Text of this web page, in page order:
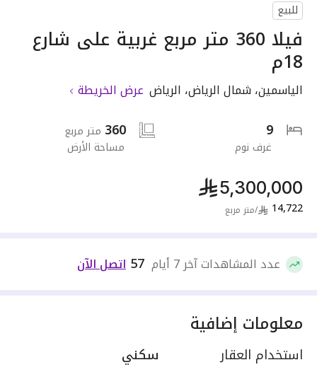
للبيع
فيلا 360 متر مربع غربية على شارع
18م
الياسمين، شمال الرياض، الرياض عرض الخريطة
9
غرف نوم
360 متر مربع
مساحة الأرض
5,300,000
14,722
/متر مربع
عدد المشاهدات آخر 7 أيام 57 اتصل الآن
معلومات إضافية
استخدام العقار
سكني